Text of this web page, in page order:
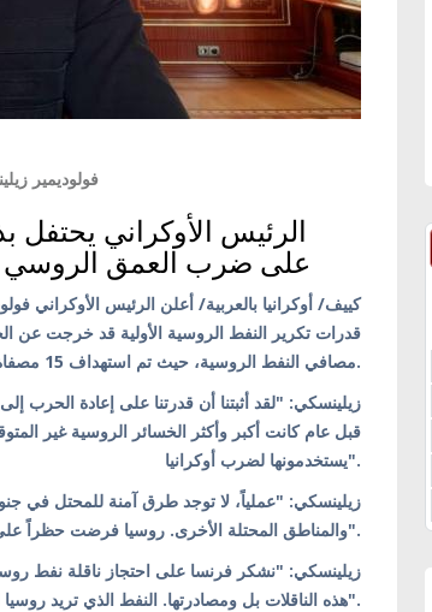
#فولوديمير
الرئيس الأوكراني يحتفل
على ضرب العمق الروسي
قدرات تكرير النفط الروسية الأولية قد خرجت عن
مصافي النفط الروسية، حيث تم استهداف 15 مصفاة خلال الفترة من يناير إلى مايو.
زيلينسكي: "لقد أثبتنا أن قدرتنا على إعادة الحرب
يستخدمونها لضرب أوكرانيا".
زيلينسكي: "عملياً، لا توجد طرق آمنة للمحتل في
والمناطق المحتلة الأخرى. روسيا فرضت حظراً على تصدير وقود الطيران والبنزين، وتدرس حظر تصدير الديزل".
زيلينسكي: "نشكر فرنسا على احتجاز ناقلة نفط
هذه الناقلات بل ومصادرتها. النفط الذي تريد روسيا استخدامه لتمويل الحرب يجب أن يموّل الدفاع ضد العدوان".